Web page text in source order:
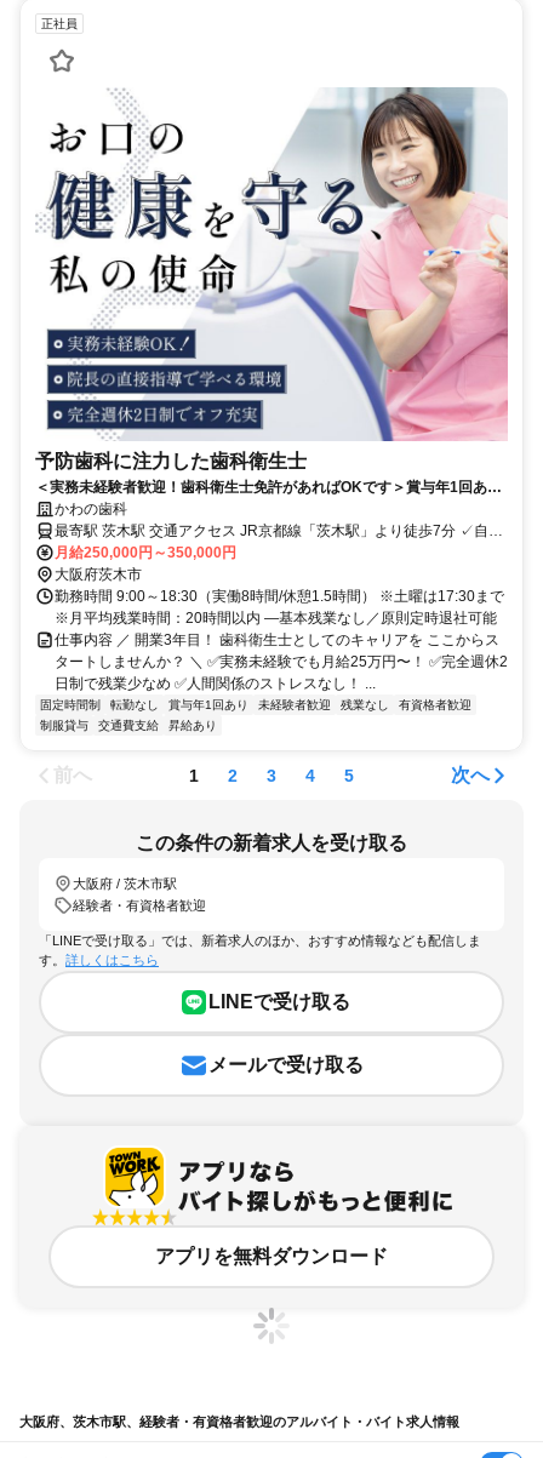
正社員
予防歯科に注力した歯科衛生士
＜実務未経験者歓迎！歯科衛生士免許があればOKです＞賞与年1回あり
／完全週休2日制
かわの歯科
最寄駅 茨木駅 交通アクセス JR京都線「茨木駅」より徒歩7分 ✓自転
車・バイク通勤OK
月給250,000円～350,000円
大阪府茨木市
勤務時間 9:00～18:30（実働8時間/休憩1.5時間） ※土曜は17:30まで
※月平均残業時間：20時間以内 ―基本残業なし／原則定時退社可能
仕事内容 ／ 開業3年目！ 歯科衛生士としてのキャリアを ここからス
タートしませんか？ ＼ ✅実務未経験でも月給25万円〜！ ✅完全週休2
日制で残業少なめ ✅人間関係のストレスなし！ ...
固定時間制 転勤なし 賞与年1回あり 未経験者歓迎 残業なし
有資格者歓迎
制服貸与
交通費支給 昇給あり
前へ 1 2 3 4 5 次へ
この条件の新着求人を受け取る
大阪府 / 茨木市駅
経験者・有資格者歓迎
「LINEで受け取る」では、新着求人のほか、おすすめ情報なども配信しま
す。 詳しくはこちら
LINEで受け取る
メールで受け取る
アプリを無料ダウンロード
大阪府、茨木市駅、経験者・有資格者歓迎のアルバイト・バイト求人情報